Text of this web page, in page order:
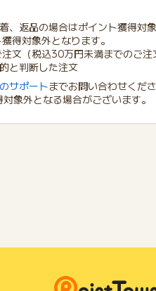
返品の場合はポイント獲得対象
得対象外となります。
文（税込30万円未満までのご注
と判断した注文
サポートまでお問い合わせくだ
象外となる場合がございます。